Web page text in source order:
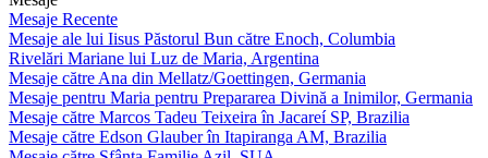
Mesaje Recente
Mesaje ale lui Iisus Păstorul Bun către Enoch, Columbia
Rivelări Mariane lui Luz de Maria, Argentina
Mesaje către Ana din Mellatz/Goettingen, Germania
Mesaje pentru Maria pentru Prepararea Divină a Inimilor, Germania
Mesaje către Marcos Tadeu Teixeira în Jacareí SP, Brazilia
Mesaje către Edson Glauber în Itapiranga AM, Brazilia